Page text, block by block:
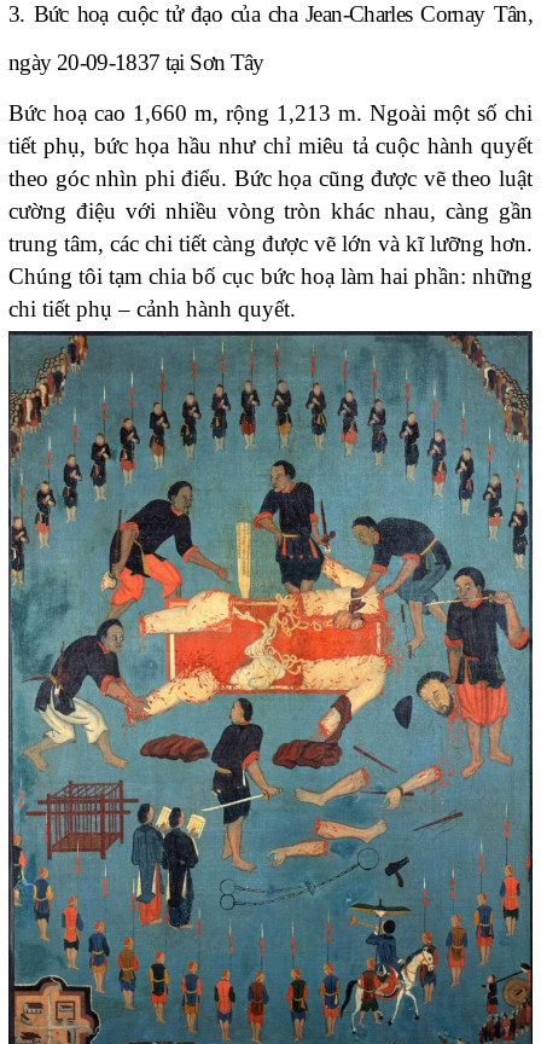
3. Bức hoạ cuộc tử đạo của cha Jean-Charles Cornay Tân,
ngày 20-09-1837 tại Sơn Tây
Bức hoạ cao 1,660 m, rộng 1,213 m. Ngoài một số chi
tiết phụ, bức họa hầu như chỉ miêu tả cuộc hành quyết
theo góc nhìn phi điểu. Bức họa cũng được vẽ theo luật
cường điệu với nhiều vòng tròn khác nhau, càng gần
trung tâm, các chi tiết càng được vẽ lớn và kĩ lưỡng hơn.
Chúng tôi tạm chia bố cục bức hoạ làm hai phần: những
chi tiết phụ – cảnh hành quyết.